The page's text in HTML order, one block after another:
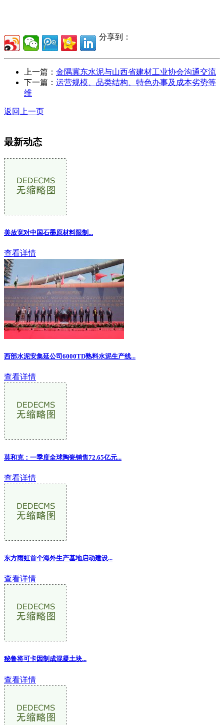
分享到：
上一篇： 金隅冀东水泥与山西省建材工业协会沟通交流
下一篇： 运营规模、品类结构、特色办事及成本劣势等
维
返回上一页
最新动态
美放宽对中国石墨原材料限制 ...
查看详情
西部水泥安集延公司6000TD熟料水泥生产线...
查看详情
莫和克：一季度全球陶瓷销售72.65亿元...
查看详情
东方雨虹首个海外生产基地启动建设...
查看详情
秘鲁将可卡因制成混凝土块...
查看详情